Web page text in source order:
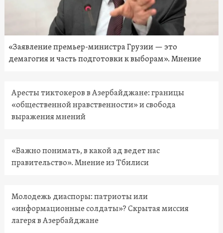
«Заявление премьер-министра Грузии — это
демагогия и часть подготовки к выборам». Мнение
Аресты тиктокеров в Азербайджане: границы
«общественной нравственности» и свобода
выражения мнений
«Важно понимать, в какой ад ведет нас
правительство». Мнение из Тбилиси
Молодежь диаспоры: патриоты или
«информационные солдаты»? Скрытая миссия
лагеря в Азербайджане